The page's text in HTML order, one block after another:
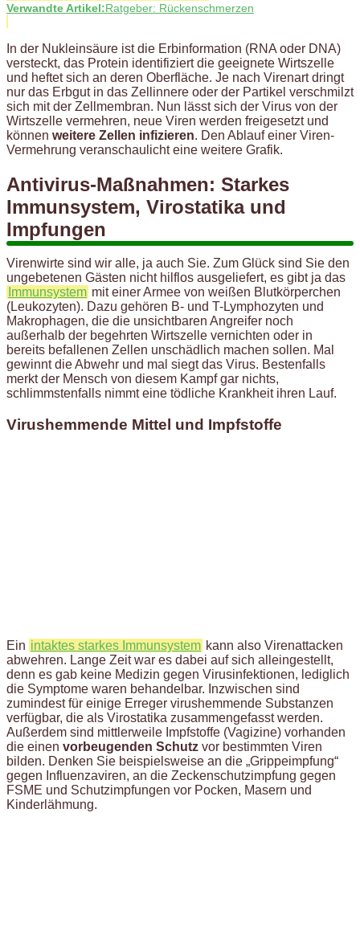
Verwandte Artikel:Ratgeber: Rückenschmerzen
In der Nukleinsäure ist die Erbinformation (RNA oder DNA)
versteckt, das Protein identifiziert die geeignete Wirtszelle
und heftet sich an deren Oberfläche. Je nach Virenart dringt
nur das Erbgut in das Zellinnere oder der Partikel verschmilzt
sich mit der Zellmembran. Nun lässt sich der Virus von der
Wirtszelle vermehren, neue Viren werden freigesetzt und
können weitere Zellen infizieren. Den Ablauf einer Viren-
Vermehrung veranschaulicht eine weitere Grafik.
Antivirus-Maßnahmen: Starkes
Immunsystem, Virostatika und
Impfungen
Virenwirte sind wir alle, ja auch Sie. Zum Glück sind Sie den
ungebetenen Gästen nicht hilflos ausgeliefert, es gibt ja das
Immunsystem mit einer Armee von weißen Blutkörperchen
(Leukozyten). Dazu gehören B- und T-Lymphozyten und
Makrophagen, die die unsichtbaren Angreifer noch
außerhalb der begehrten Wirtszelle vernichten oder in
bereits befallenen Zellen unschädlich machen sollen. Mal
gewinnt die Abwehr und mal siegt das Virus. Bestenfalls
merkt der Mensch von diesem Kampf gar nichts,
schlimmstenfalls nimmt eine tödliche Krankheit ihren Lauf.
Virushemmende Mittel und Impfstoffe
Ein intaktes starkes Immunsystem kann also Virenattacken
abwehren. Lange Zeit war es dabei auf sich alleingestellt,
denn es gab keine Medizin gegen Virusinfektionen, lediglich
die Symptome waren behandelbar. Inzwischen sind
zumindest für einige Erreger virushemmende Substanzen
verfügbar, die als Virostatika zusammengefasst werden.
Außerdem sind mittlerweile Impfstoffe (Vagizine) vorhanden
die einen vorbeugenden Schutz vor bestimmten Viren
bilden. Denken Sie beispielsweise an die „Grippeimpfung“
gegen Influenzaviren, an die Zeckenschutzimpfung gegen
FSME und Schutzimpfungen vor Pocken, Masern und
Kinderlähmung.